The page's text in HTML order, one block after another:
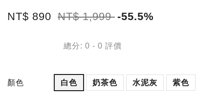
NT$ 890 NT$ 1,999 -55.5%
總分: 0 - 0 評價
顏色 白色 奶茶色 水泥灰 紫色